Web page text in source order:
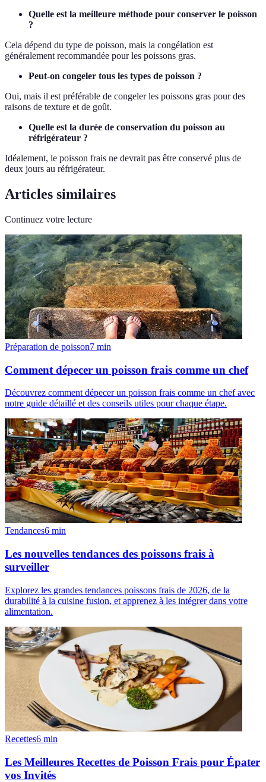
Quelle est la meilleure méthode pour conserver le poisson
?
Cela dépend du type de poisson, mais la congélation est
généralement recommandée pour les poissons gras.
Peut-on congeler tous les types de poisson ?
Oui, mais il est préférable de congeler les poissons gras pour des
raisons de texture et de goût.
Quelle est la durée de conservation du poisson au
réfrigérateur ?
Idéalement, le poisson frais ne devrait pas être conservé plus de
deux jours au réfrigérateur.
Articles similaires
Continuez votre lecture
Préparation de poisson7 min
Comment dépecer un poisson frais comme un chef
Découvrez comment dépecer un poisson frais comme un chef avec
notre guide détaillé et des conseils utiles pour chaque étape.
Tendances6 min
Les nouvelles tendances des poissons frais à
surveiller
Explorez les grandes tendances poissons frais de 2026, de la
durabilité à la cuisine fusion, et apprenez à les intégrer dans votre
alimentation.
Recettes6 min
Les Meilleures Recettes de Poisson Frais pour Épater
vos Invités